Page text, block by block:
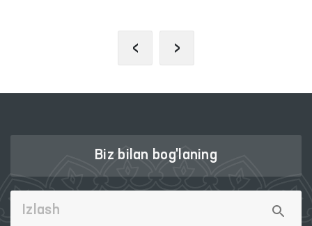
‹ ›
Biz bilan bog'laning